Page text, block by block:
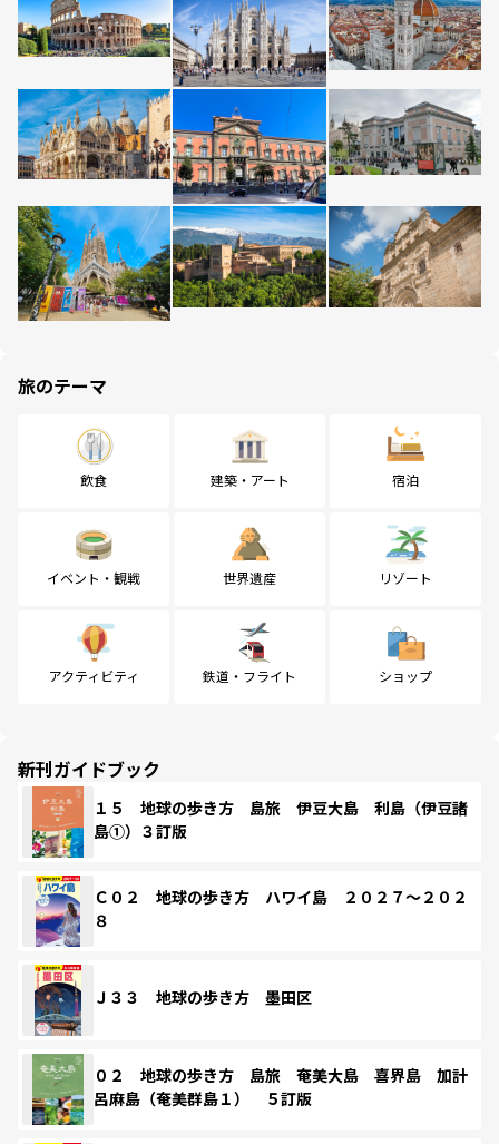
旅のテーマ
飲食 建築・アート 宿泊
イベント・観戦 世界遺産 リゾート
アクティビティ 鉄道・フライト ショップ
新刊ガイドブック
１５ 地球の歩き方 島旅 伊豆大島 利島（伊豆諸
島①）３訂版
Ｃ０２ 地球の歩き方 ハワイ島 ２０２７～２０２
８
Ｊ３３ 地球の歩き方 墨田区
０２ 地球の歩き方 島旅 奄美大島 喜界島 加計
呂麻島（奄美群島１） ５訂版